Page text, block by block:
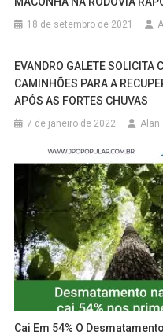
18 de setembro de 2021
EVANDRO GALETE SOLICITA
CAMINHÕES PARA A
APÓS AS FORTES CHUVAS
7 de janeiro de 2022 Alan
Cai Em 54% O